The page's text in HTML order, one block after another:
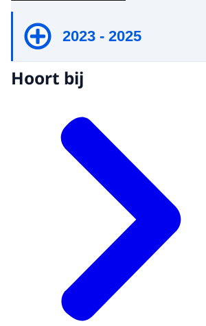
2023 - 2025
December 2023
Den Haag en Utrecht
Mei 2023
Start pilot Venlo en
December 2023
Tussentijdse evaluatie
Juni 2024
Eindevaluatie pilot
Hoort bij